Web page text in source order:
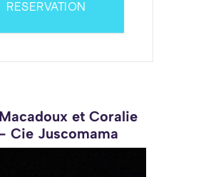
RESERVATION
et Coralie
Cie Juscomama